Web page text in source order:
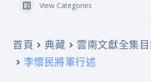
View Categories
首頁 典藏 雲南文獻全集
李懷民將軍行述